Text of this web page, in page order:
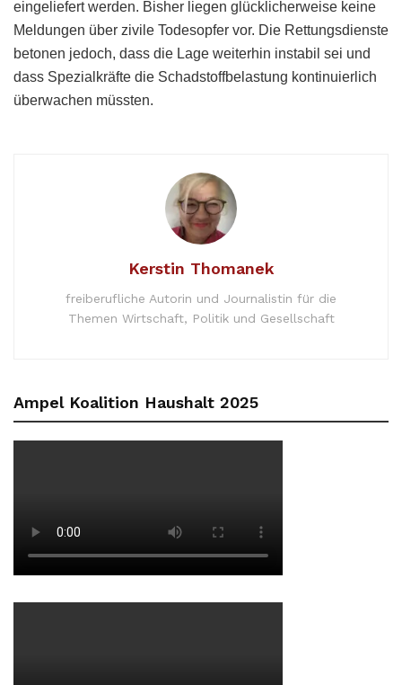
eingeliefert werden. Bisher liegen glücklicherweise keine
Meldungen über zivile Todesopfer vor. Die Rettungsdienste
betonen jedoch, dass die Lage weiterhin instabil sei und
dass Spezialkräfte die Schadstoffbelastung kontinuierlich
überwachen müssten.
Kerstin Thomanek
freiberufliche Autorin und Journalistin für die
Themen Wirtschaft, Politik und Gesellschaft
Ampel Koalition Haushalt 2025